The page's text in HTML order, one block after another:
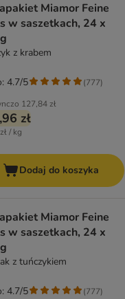
Miamor Feine
w saszetkach, 24 x
z krabem
127,84 zł
zł
/ kg
4.7/5 (777)
Dodaj do koszyka
Miamor Feine
w saszetkach, 24 x
z tuńczykiem
4.7/5 (777)